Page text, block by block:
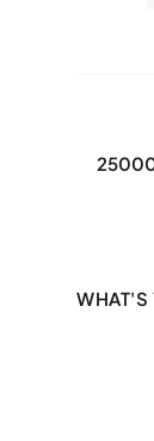
25000
WHAT'S